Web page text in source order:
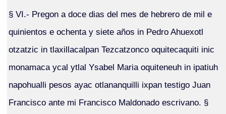
§ VI.- Pregon a doce dias del mes de hebrero de mil e
quinientos e ochenta y siete años in Pedro Ahuexotl
otzatzic in tlaxillacalpan Tezcatzonco oquitecaquiti inic
monamaca ycal ytlal Ysabel Maria oquiteneuh in ipatiuh
napohualli pesos ayac otlananquilli ixpan testigo Juan
Francisco ante mi Francisco Maldonado escrivano. §